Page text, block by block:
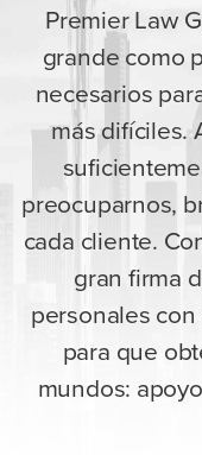
Premier Law
grande como
necesarios
más difíciles.
preocuparnos,
cada cliente.
gran firma
personales
para que
mundos: